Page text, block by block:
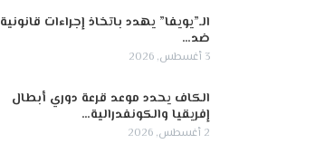
الـ”يويفا” يهدد باتخاذ إجراءات قانونية
ضد…
3 أغسطس, 2026
الكاف يحدد موعد قرعة دوري أبطال
إفريقيا والكونفدرالية…
2 أغسطس, 2026